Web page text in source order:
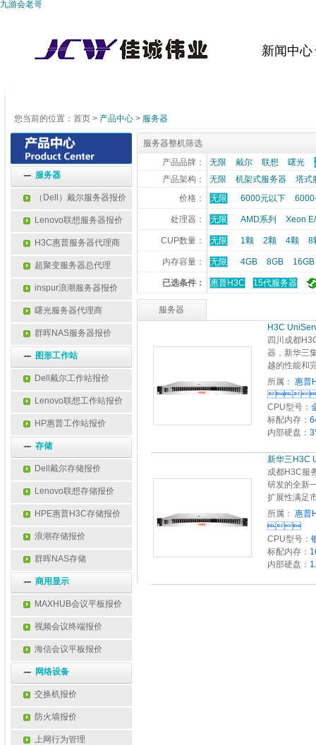
九游会老哥
新闻中心
您当前的位置： 首页 > 产品中心 > 服务器
服务器
（Dell）戴尔服务器报价
Lenovo联想服务器报价
H3C惠普服务器代理商
超聚变服务器总代理
inspur浪潮服务器报价
曙光服务器代理商
群晖NAS服务器报价
图形工作站
Dell戴尔工作站报价
Lenovo联想工作站报价
HP惠普工作站报价
存储
Dell戴尔存储报价
Lenovo联想存储报价
HPE惠普H3C存储报价
浪潮存储报价
群晖NAS存储
商用显示
MAXHUB会议平板报价
视频会议终端报价
海信会议平板报价
网络设备
交换机报价
防火墙报价
上网行为管理
服务器整机筛选
产品品牌：
无限 戴尔 联想 曙光
产品架构：
无限 机架式服务器
塔式
价格：
无限 6000元以下
处理器： 无限 AMD系列 Xeon
CUP数量： 无限 1颗 2颗 4颗 8
内存容量： 无限 4GB 8GB 16GB
已选条件： 惠普H3C 15代服务器
服务器
H3C
四川成都
器，新华三
越的性能和
所属： 惠普
CPU型号：
标配内存：
内部硬盘：
新华三H3C
成都H3C服
研发的全新
扩展性满足
所属： 惠

CPU型号：
标配内存：
内部硬盘：